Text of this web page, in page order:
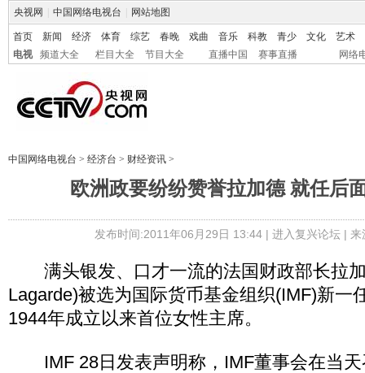
央视网 中国网络电视台 网站地图
首页 新闻 经济 体育 综艺 春晚 戏曲 音乐 科教 青少 文化
艺术
电视
频道大全 栏目大全 节目大全 直播中国 赛事直播 网络
中国网络电视台 > 经济台 > 财经资讯 >
欧洲政要纷纷赞誉拉加德 就任后
发布时间:2011年06月29日 13:44 | 进入复兴论坛| 来
满头银发、口才一流的法国财政部长拉
Lagarde)被选为国际货币基金组织(IMF)新一
1944年成立以来首位女性主席。
IMF 28日发表声明称，IMF董事会在当天